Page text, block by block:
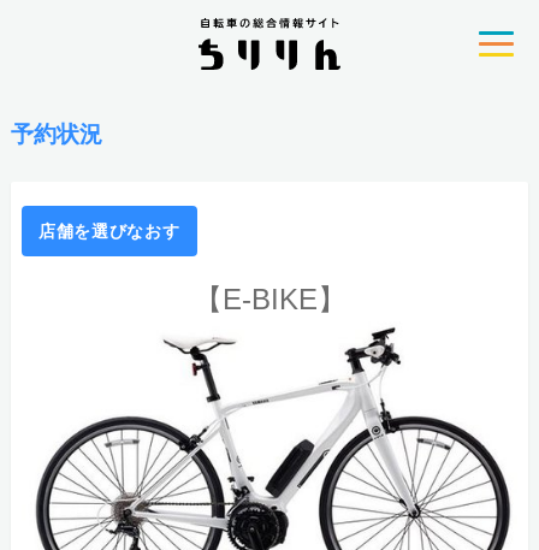
予約状況
店舗を選びなおす
【E-BIKE】